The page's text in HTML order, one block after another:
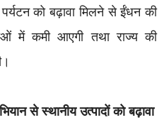
को बढ़ावा मिलने से ईंधन की
में कमी आएगी तथा राज्य की
से स्थानीय उत्पादों को बढ़ावा